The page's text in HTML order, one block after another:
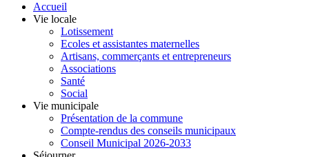
Accueil
Vie locale
Lotissement
Ecoles et assistantes maternelles
Artisans, commerçants et entrepreneurs
Associations
Santé
Social
Vie municipale
Présentation de la commune
Compte-rendus des conseils municipaux
Conseil Municipal 2026-2033